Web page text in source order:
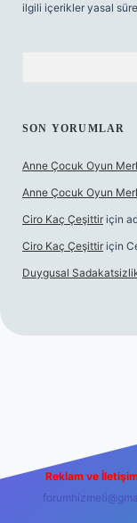
ilgili içerikler yasal
SON YORUMLAR
Anne Çocuk Oyun
Anne Çocuk Oyun
Ciro Kaç Çeşittir için
Ciro Kaç Çeşittir için
Duygusal
Reklam ve